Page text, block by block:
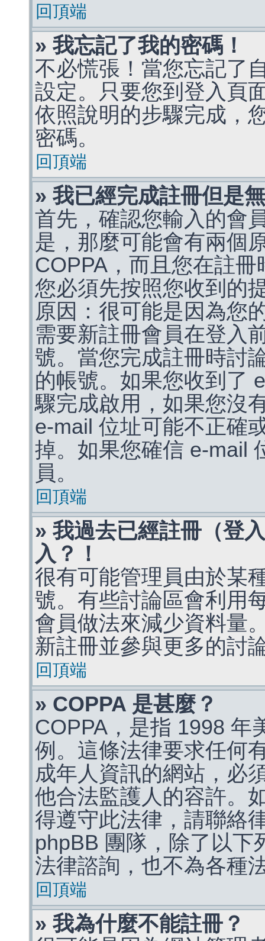
回頂端
» 我忘記了我的密碼！
不必慌張！當您忘記了
設定。只要您到登入頁
依照說明的步驟完成，
密碼。
回頂端
» 我已經完成註冊但是
首先，確認您輸入的會
是，那麼可能會有兩個
COPPA，而且您在註
您必須先按照您收到的
原因：很可能是因為您
需要新註冊會員在登入
號。當您完成註冊時討
的帳號。如果您收到了
驟完成啟用，如果您沒
e-mail 位址可能不正確
掉。如果您確信 e-mail
員。
回頂端
» 我過去已經註冊（登
入？！
很有可能管理員由於某
號。有些討論區會利用
會員做法來減少資料量
新註冊並參與更多的討
回頂端
» COPPA 是甚麼？
COPPA，是指 1998 年
例。這條法律要求任何
成年人資訊的網站，必
他合法監護人的容許。
得遵守此法律，請聯絡
phpBB 團隊，除了以下
法律諮詢，也不為各種
回頂端
» 我為什麼不能註冊？